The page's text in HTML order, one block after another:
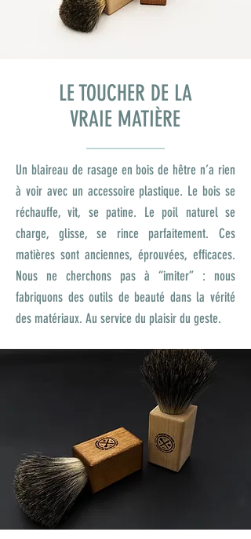
LE TOUCHER DE LA
VRAIE MATIÈRE
Un blaireau de rasage en bois de hêtre n’a rien
à voir avec un accessoire plastique. Le bois se
réchauffe, vit, se patine. Le poil naturel se
charge, glisse, se rince parfaitement. Ces
matières sont anciennes, éprouvées, efficaces.
Nous ne cherchons pas à “imiter” : nous
fabriquons des outils de beauté dans la vérité
des matériaux. Au service du plaisir du geste.